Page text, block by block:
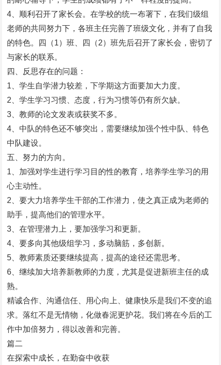
4、顺利召开了家长会。在学校的统一布署下，在我们级组
老师的共同努力下，各班主任完善了班级文化，并有了自我
的特色。四（1）班、四（2）班先后召开了家长会，密切了
与家长的联系。
四、反思存在的问题：
1、学生自学潜力较差，下学期这方面要加大力度。
2、学生学习习惯、态度，行为习惯等仍有所欠缺。
3、教师的论文发表或获奖不多。
4、中队的特色还不够突出，需要继续加强个性中队、特色
中队建设。
五、努力的方向。
1、加强对学生进行学习目的性的教育，培养学生学习的用
心主动性。
2、要大力培养学生干部的工作潜力，使之真正成为老师的
助手，提高他们的管理水平。
3、在管理潜力上，要加强学习和更新。
4、要多向其他级组学习，多动脑筋，多创新。
5、教师素质还要继续提高，提高的途径还需思考。
6、继续加大培养新教师的力度，尤其是促进新班主任的成
熟。
精诚合作、沟通信任、用心向上、健康快乐是我们不变的追
求。落红不是无情物，化做春泥更护花。我们将在今后的工
作中加倍努力，得以改善和完善。
篇二
在探索中成长，在勤奋中收获